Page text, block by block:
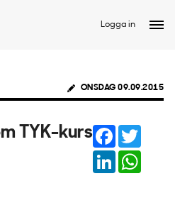
Logga in
ONSDAG 09.09.2015
TYK-kurs Facebook
LinkedIn